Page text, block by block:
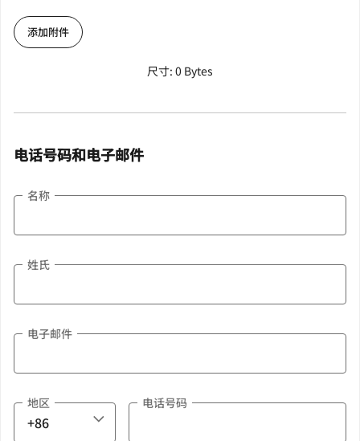
添加附件
尺寸: 0 Bytes
电话号码和电子邮件
名称
姓氏
电子邮件
地区 电话号码